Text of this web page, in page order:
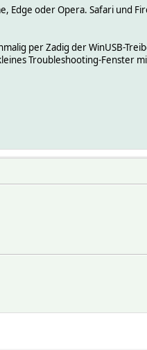
Edge oder Opera. Safari und
per Zadig der WinUSB-
Troubleshooting-Fenster